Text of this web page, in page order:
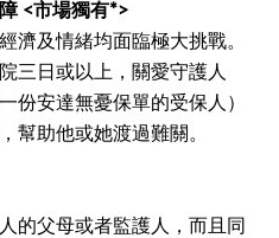
<市場獨有*>
濟及情緒均面臨極大挑戰。
三日或以上，關愛守護人
份安達無憂保單的受保人）
幫助他或她渡過難關。
的父母或者監護人，而且同